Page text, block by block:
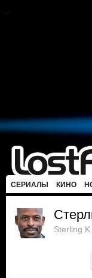
СЕРИАЛЫ КИНО
Sterling